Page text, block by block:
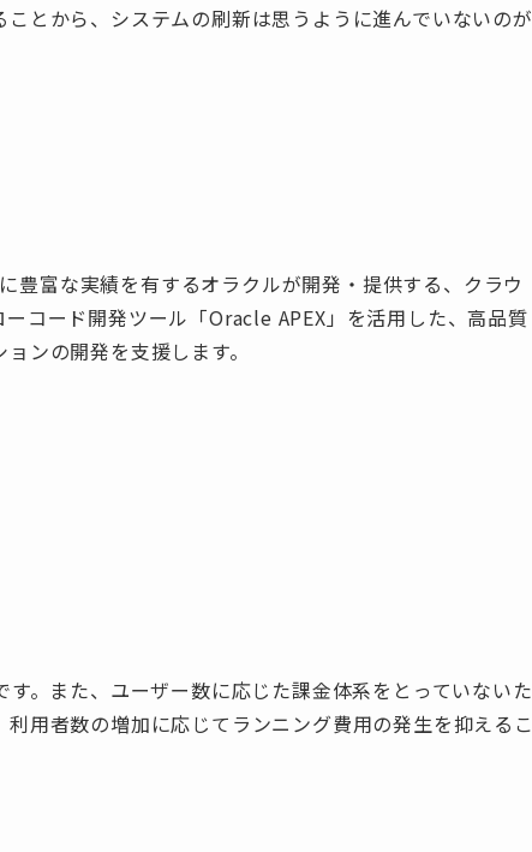
とから、システムの刷新は思うように進んでいないのが
豊富な実績を有するオラクルが開発・提供する、クラウ
コード開発ツール「Oracle APEX」を活用した、高品質
ンの開発を支援します。
。また、ユーザー数に応じた課金体系をとっていないた
用者数の増加に応じてランニング費用の発生を抑えるこ